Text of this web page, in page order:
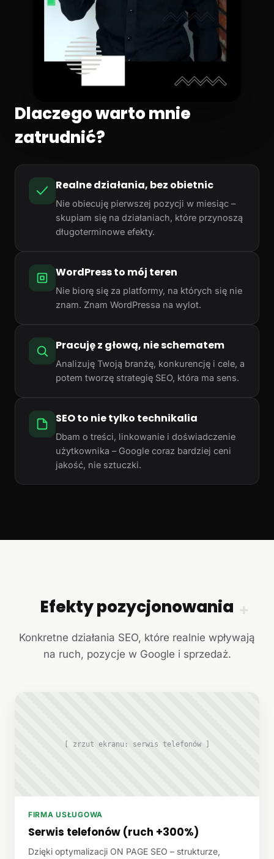
Dlaczego warto mnie
zatrudnić?
Realne działania, bez obietnic
Nie obiecuję pierwszej pozycji w miesiąc –
skupiam się na działaniach, które przynoszą
długoterminowe efekty.
WordPress to mój teren
Nie biorę się za platformy, na których się nie
znam. Znam WordPressa na wylot.
Pracuję z głową, nie schematem
Analizuję Twoją branżę, konkurencję i cele, a
potem tworzę strategię SEO, która ma sens.
SEO to nie tylko technikalia
Dbam o treści, linkowanie i doświadczenie
użytkownika – Google coraz bardziej ceni
jakość, nie sztuczki.
+
Efekty pozycjonowania
Konkretne działania SEO, które realnie wpływają
na ruch, pozycje w Google i sprzedaż.
[ zrzut ekranu: serwis telefonów ]
FIRMA USŁUGOWA
Serwis telefonów (ruch +300%)
Dzięki optymalizacji ON PAGE SEO – strukturze,